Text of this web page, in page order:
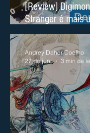
[Review]
Stranger é mais
no Nintendo
Andrey Daher Coelho
27 de jun.
3 min de